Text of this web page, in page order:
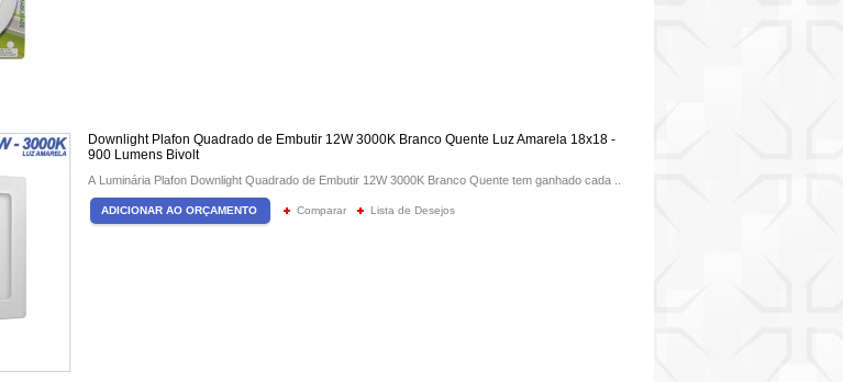
Downlight Plafon Quadrado de Embutir 12W 3000K Branco Quente Luz Amarela 18x18 -
900 Lumens Bivolt
A Luminária Plafon Downlight Quadrado de Embutir 12W 3000K Branco Quente tem ganhado cada ..
Comparar Lista de Desejos